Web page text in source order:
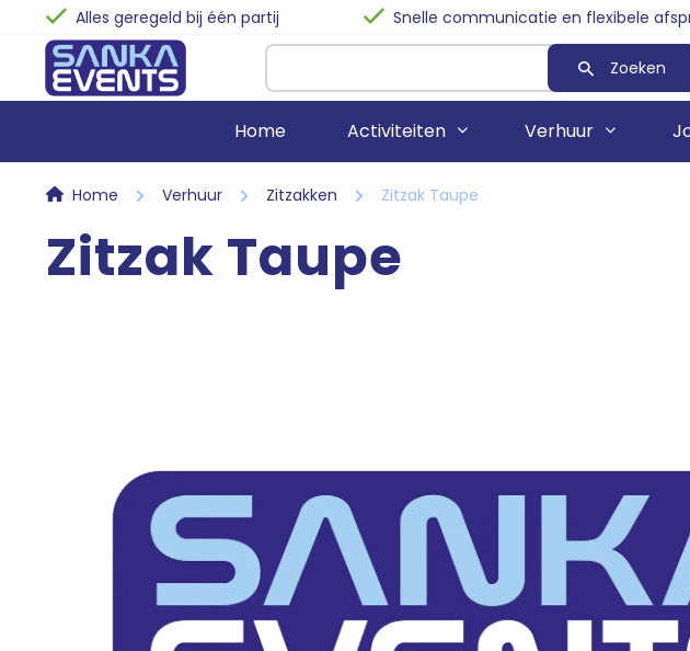
Alles geregeld bij één partij Snelle communicatie en flexibele
Zoeken
Home Activiteiten Verhuur
Stormbanen
Springkussens
Zeskamp Spellen
Oud Hollandse Spellen
Circus Attributen
Biertafels
Statafels
Kindermeubels
Partytenten
Tentvloer
Podium
Kapstokken
Marktkramen
Home Verhuur Zitzakken Zitzak Taupe
Zitzak Taupe